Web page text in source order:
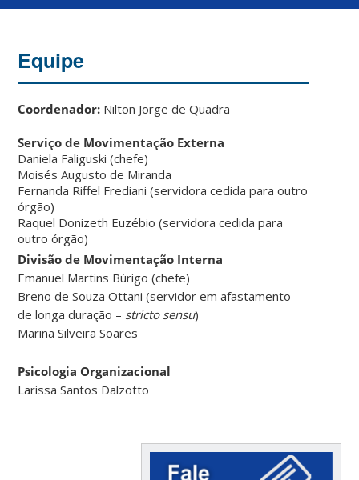
Equipe
Coordenador: Nilton Jorge de Quadra
Serviço de Movimentação Externa
Daniela Faliguski (chefe)
Moisés Augusto de Miranda
Fernanda Riffel Frediani (servidora cedida para outro
órgão)
Raquel Donizeth Euzébio (servidora cedida para
outro órgão)
Divisão de Movimentação Interna
Emanuel Martins Búrigo (chefe)
Breno de Souza Ottani (servidor em afastamento
de longa duração – stricto sensu)
Marina Silveira Soares
Psicologia Organizacional
Larissa Santos Dalzotto